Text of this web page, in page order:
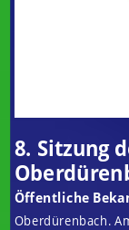
8. Sitzung
Öffentliche
Oberdürenbach.